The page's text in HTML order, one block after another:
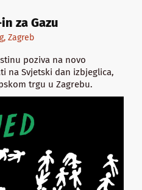
za Gazu
Zagreb
poziva na novo
na Svjetski dan izbjeglica,
trgu u Zagrebu.